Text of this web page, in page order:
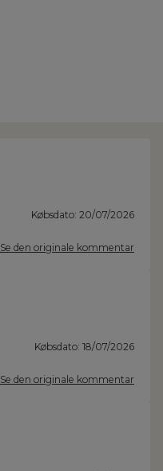
Købsdato: 20/07/2026
Se den originale kommentar
Købsdato: 18/07/2026
Se den originale kommentar